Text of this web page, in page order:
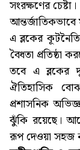
সংরক্ষণের চেষ্টা।
আন্তর্জাতিকভাবে
এ ব্লকের
বৈধতা প্রতিষ্ঠা
তবে এ ব্লকের
ঐতিহাসিক
প্রশাসনিক
ঝুঁকি রয়েছে।
রূপ দেওয়া সহজ